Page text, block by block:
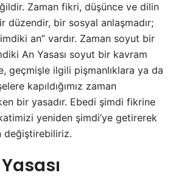
Zaman fikri, düşünce ve dilin
düzendir, bir sosyal anlaşmadır;
an” vardır. Zaman soyut bir
An Yasası soyut bir kavram
geçmişle ilgili pişmanlıklara ya da
kapıldığımız zaman
bir yasadır. Ebedi şimdi fikrine
yeniden şimdi’ye getirerek
değiştirebiliriz.